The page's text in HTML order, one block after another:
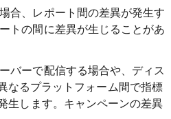
合、レポート間の差異が発生す
トの間に差異が生じることがあ
バーで配信する場合や、ディス
なるプラットフォーム間で指標
生します。キャンペーンの差異